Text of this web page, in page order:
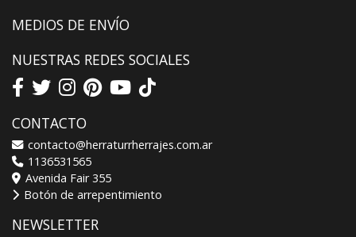
MEDIOS DE ENVÍO
NUESTRAS REDES SOCIALES
CONTACTO
contacto@herraturrherrajes.com.ar
1136531565
Avenida Fair 355
Botón de arrepentimiento
NEWSLETTER